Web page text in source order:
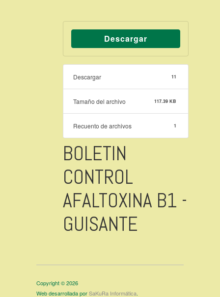
Descargar
Descargar 11
Tamaño del archivo 117.39 KB
Recuento de archivos 1
BOLETIN
CONTROL
AFALTOXINA B1 -
GUISANTE
Copyright © 2026
Web desarrollada porSaKuRa Informática.